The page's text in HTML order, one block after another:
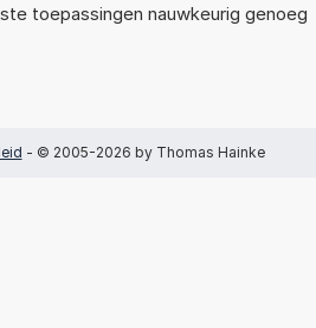
toepassingen nauwkeurig genoeg
- © 2005-2026 by Thomas Hainke